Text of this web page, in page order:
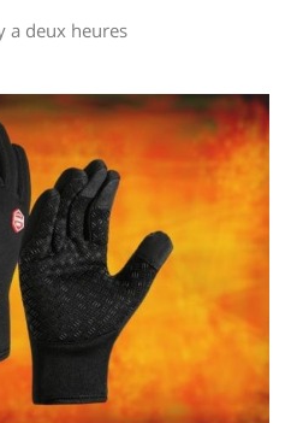
a deux heures